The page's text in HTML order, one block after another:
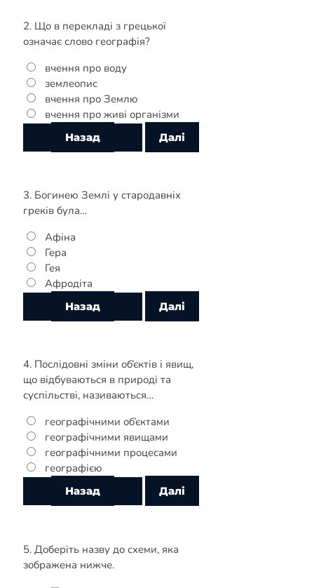
2. Що в перекладі з грецької
означає слово географія?
вчення про воду
землеопис
вчення про Землю
вчення про живі організми
3. Богинею Землі у стародавніх
греків була…
Афіна
Гера
Гея
Афродіта
4. Послідовні зміни об’єктів і явищ,
що відбуваються в природі та
суспільстві, називаються…
географічними об’єктами
географічними явищами
географічними процесами
географією
5. Доберіть назву до схеми, яка
зображена нижче.